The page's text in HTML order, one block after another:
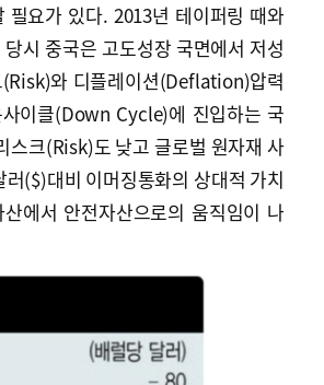
요가 있다. 2013년 테이퍼링 때와
시 중국은 고도성장 국면에서 저성
와 디플레이션(Deflation)압력
이클(Down Cycle)에 진입하는 국
스크(Risk)도 낮고 글로벌 원자재 사
($)대비 이머징통화의 상대적 가치
에서 안전자산으로의 움직임이 나